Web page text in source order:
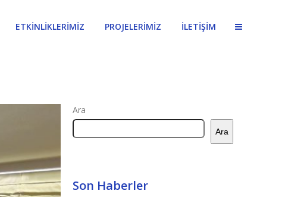
ETKİNLİKLERİMİZ PROJELERİMİZ İLETİŞİM
Ara
Ara
Son Haberler